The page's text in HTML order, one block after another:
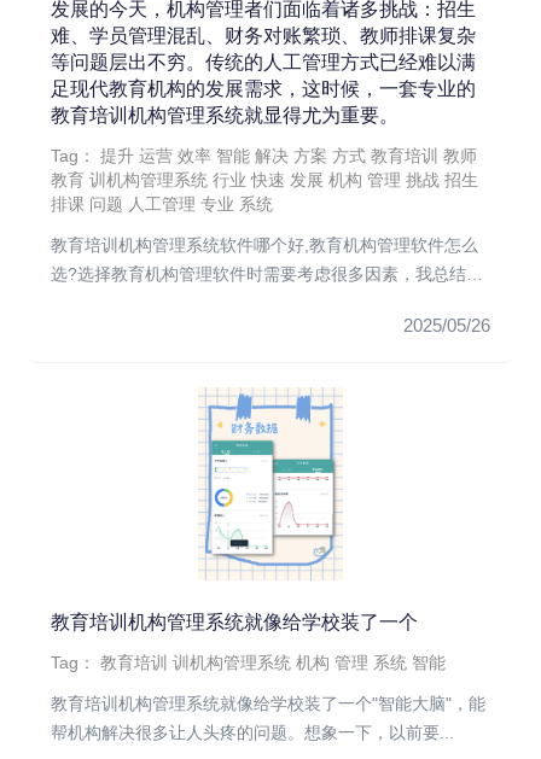
发展的今天，机构管理者们面临着诸多挑战：招生
难、学员管理混乱、财务对账繁琐、教师排课复杂
等问题层出不穷。传统的人工管理方式已经难以满
足现代教育机构的发展需求，这时候，一套专业的
教育培训机构管理系统就显得尤为重要。
Tag：提升 运营 效率 智能 解决 方案 方式 教育培训 教师
教育 训机构管理系统 行业 快速 发展 机构 管理 挑战 招生
排课 问题 人工管理 专业 系统
教育培训机构管理系统软件哪个好,教育机构管理软件怎么
选?选择教育机构管理软件时需要考虑很多因素，我总结了
2025/05/26
教育培训机构管理系统就像给学校装了一个
Tag：教育培训 训机构管理系统 机构 管理 系统 智能
教育培训机构管理系统就像给学校装了一个"智能大脑"，能
帮机构解决很多让人头疼的问题。想象一下，以前要...